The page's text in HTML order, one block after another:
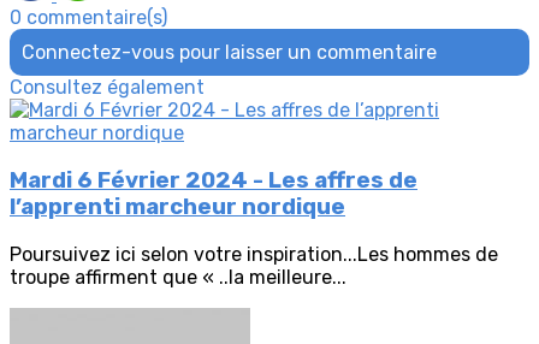
0 commentaire(s)
Connectez-vous pour laisser un commentaire
Consultez également
Mardi 6 Février 2024 - Les affres de
l’apprenti marcheur nordique
Poursuivez ici selon votre inspiration...Les hommes de
troupe affirment que « ..la meilleure...